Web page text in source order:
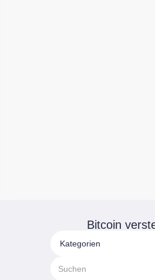
Bitcoin
Kategorien